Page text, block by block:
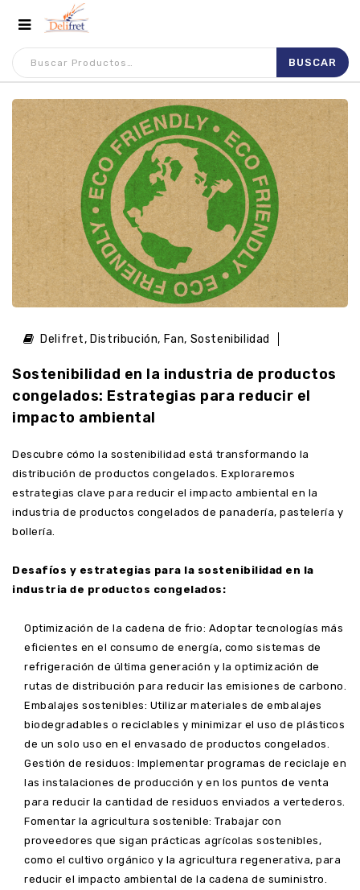
Delifret, Distribución, Fan, Sostenibilidad
Sostenibilidad en la industria de productos
congelados: Estrategias para reducir el
impacto ambiental
Descubre cómo la sostenibilidad está transformando la
distribución de productos congelados. Exploraremos
estrategias clave para reducir el impacto ambiental en la
industria de productos congelados de panadería, pastelería y
bollería.
Desafíos y estrategias para la sostenibilidad en la
industria de productos congelados:
Optimización de la cadena de frio: Adoptar tecnologías más
eficientes en el consumo de energía, como sistemas de
refrigeración de última generación y la optimización de
rutas de distribución para reducir las emisiones de carbono.
Embalajes sostenibles: Utilizar materiales de embalajes
biodegradables o reciclables y minimizar el uso de plásticos
de un solo uso en el envasado de productos congelados.
Gestión de residuos: Implementar programas de reciclaje en
las instalaciones de producción y en los puntos de venta
para reducir la cantidad de residuos enviados a vertederos.
Fomentar la agricultura sostenible: Trabajar con
proveedores que sigan prácticas agrícolas sostenibles,
como el cultivo orgánico y la agricultura regenerativa, para
reducir el impacto ambiental de la cadena de suministro.